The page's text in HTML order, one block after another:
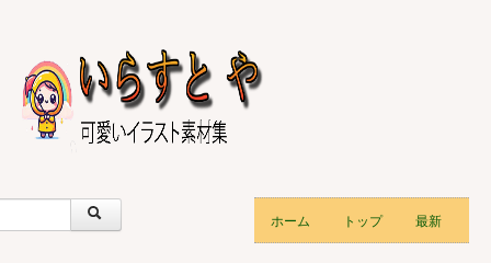
ホーム トップ 最新